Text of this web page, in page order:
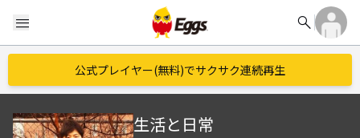
menu search
公式プレイヤー(無料)でサクサク連続再生
生活と日常